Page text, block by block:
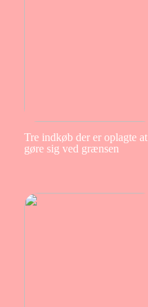
Tre indkøb der er oplagte at
gøre sig ved grænsen